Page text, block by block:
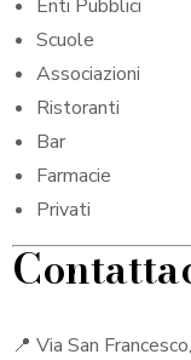
Enti Pubblici
Scuole
Associazioni
Ristoranti
Bar
Farmacie
Privati
📍 Via San